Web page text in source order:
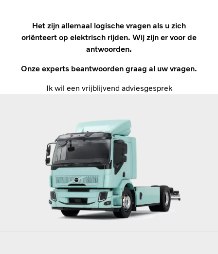
Het zijn allemaal logische vragen als u zich
oriënteert op elektrisch rijden. Wij zijn er voor de
antwoorden.
Onze experts beantwoorden graag al uw vragen.
Ik wil een vrijblijvend adviesgesprek